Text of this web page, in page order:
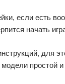
если есть
начать
для
модели простой